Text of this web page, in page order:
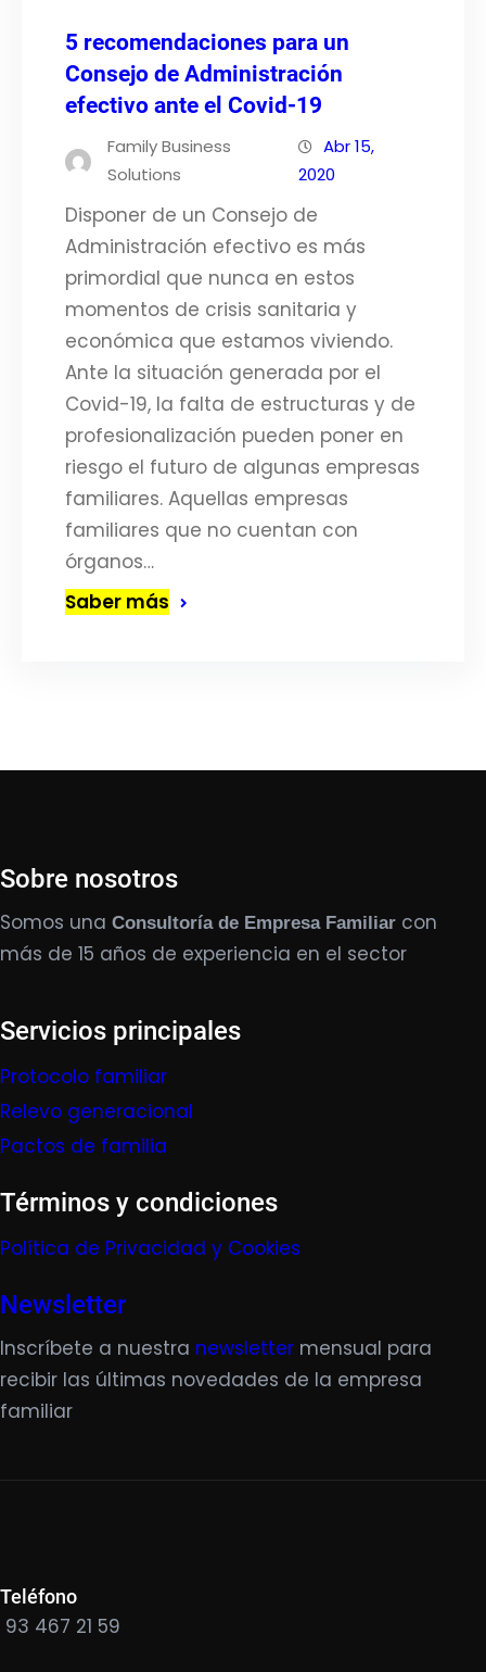
5 recomendaciones para un
Consejo de Administración
efectivo ante el Covid-19
Family Business
Solutions
Abr 15,
2020
Disponer de un Consejo de
Administración efectivo es más
primordial que nunca en estos
momentos de crisis sanitaria y
económica que estamos viviendo.
Ante la situación generada por el
Covid-19, la falta de estructuras y de
profesionalización pueden poner en
riesgo el futuro de algunas empresas
familiares. Aquellas empresas
familiares que no cuentan con
órganos…
Saber más
Sobre nosotros
Somos una Consultoría de Empresa Familiar con
más de 15 años de experiencia en el sector
Servicios principales
Protocolo familiar
Relevo generacional
Pactos de familia
Términos y condiciones
Política de Privacidad y Cookies
Newsletter
Inscríbete a nuestra newsletter mensual para
recibir las últimas novedades de la empresa
familiar
Teléfono
93 467 21 59